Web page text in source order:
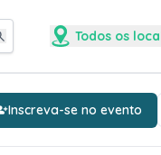
Todos os
Inscreva-se no evento